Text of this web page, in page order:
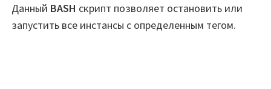
Данный BASH скрипт позволяет остановить или
запустить все инстансы с определенным тегом.